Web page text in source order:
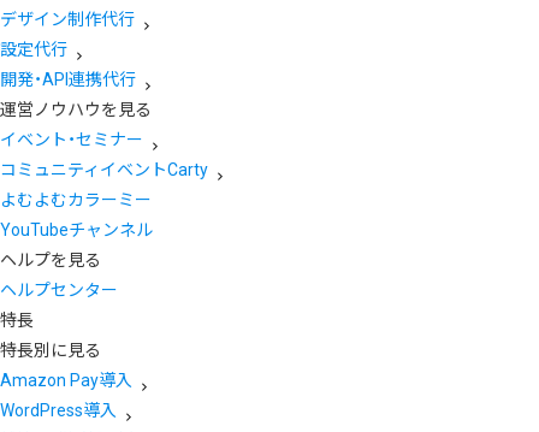
デザイン制作代行
設定代行
開発・API連携代行
運営ノウハウを見る
イベント・セミナー
コミュニティイベントCarty
よむよむカラーミー
YouTubeチャンネル
ヘルプを見る
ヘルプセンター
特長
特長別に見る
Amazon Pay導入
WordPress導入